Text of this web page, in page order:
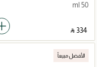
50 ml
‎ ⃁ ⁦334⁩ ‎
الأفضل مبيعاً